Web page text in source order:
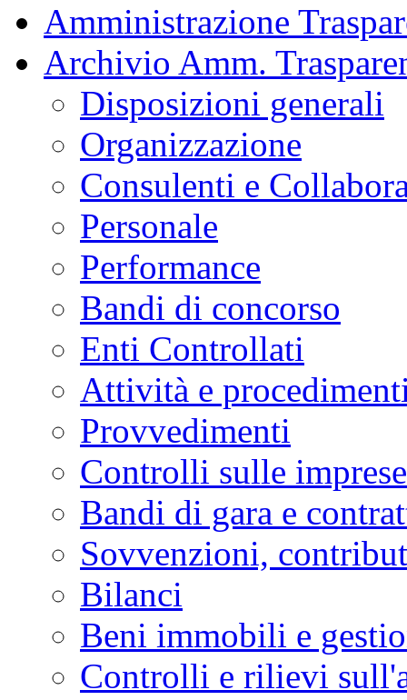
Amministrazione
Archivio Amm.
Disposizioni generali
Organizzazione
Consulenti e
Personale
Performance
Bandi di concorso
Enti Controllati
Attività e
Provvedimenti
Controlli sulle imprese
Bandi di gara e
Sovvenzioni,
Bilanci
Beni immobili e
Controlli e rilievi